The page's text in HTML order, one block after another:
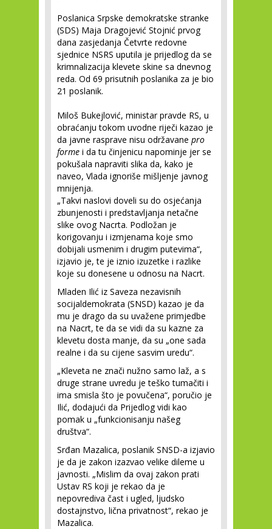
Poslanica Srpske demokratske stranke
(SDS) Maja Dragojević Stojnić prvog
dana zasjedanja Četvrte redovne
sjednice NSRS uputila je prijedlog da se
krimnalizacija klevete skine sa dnevnog
reda. Od 69 prisutnih poslanika za je bio
21 poslanik.
Miloš Bukejlović, ministar pravde RS, u
obraćanju tokom uvodne riječi kazao je
da javne rasprave nisu održavane pro
forme i da tu činjenicu napominje jer se
pokušala napraviti slika da, kako je
naveo, Vlada ignoriše mišljenje javnog
mnijenja.
„Takvi naslovi doveli su do osjećanja
zbunjenosti i predstavljanja netačne
slike ovog Nacrta. Podložan je
korigovanju i izmjenama koje smo
dobijali usmenim i drugim putevima“,
izjavio je, te je iznio izuzetke i razlike
koje su donesene u odnosu na Nacrt.
Mladen Ilić iz Saveza nezavisnih
socijaldemokrata (SNSD) kazao je da
mu je drago da su uvažene primjedbe
na Nacrt, te da se vidi da su kazne za
klevetu dosta manje, da su „one sada
realne i da su cijene sasvim uredu“.
„Kleveta ne znači nužno samo laž, a s
druge strane uvredu je teško tumačiti i
ima smisla što je povučena“, poručio je
Ilić, dodajući da Prijedlog vidi kao
pomak u „funkcionisanju našeg
društva“.
Srđan Mazalica, poslanik SNSD-a izjavio
je da je zakon izazvao velike dileme u
javnosti. „Mislim da ovaj zakon prati
Ustav RS koji je rekao da je
nepovrediva čast i ugled, ljudsko
dostajnstvo, lična privatnost“, rekao je
Mazalica.